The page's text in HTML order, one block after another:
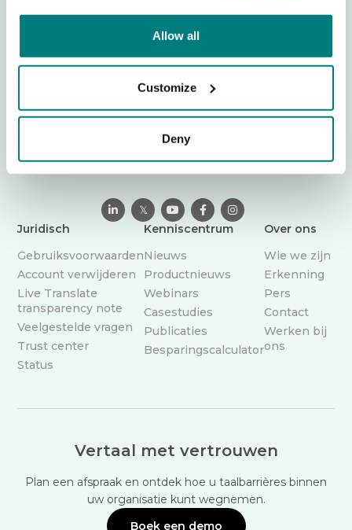
Allow all
Customize
Deny
andere taal spreken? Care to Translate is een vertrouwde
vertaal-app die zorgverleners helpt veilig te
communiceren in meer dan 130 talen. Doorbreek
vandaag nog de taalbarrière – overal waar zorg wordt
verleend.
Inloggen
 𝕏   
Juridisch
Gebruiksvoorwaarden
Account verwijderen
Live Translate
transparency note
Veelgestelde vragen
Trust center
Status
Kenniscentrum
Nieuws
Productnieuws
Webinars
Casestudies
Publicaties
Besparingscalculator
Over ons
Wie we zijn
Erkenning
Pers
Contact
Werken bij
ons
Vertaal met vertrouwen
Plan een afspraak en ontdek hoe u taalbarrières binnen
uw organisatie kunt wegnemen.
Boek een demo